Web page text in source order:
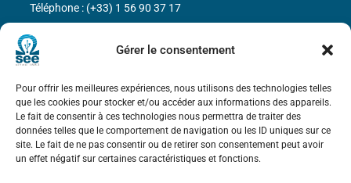
Gérer le consentement
Pour offrir les meilleures expériences, nous utilisons des technologies telles
que les cookies pour stocker et/ou accéder aux informations des appareils.
Le fait de consentir à ces technologies nous permettra de traiter des
données telles que le comportement de navigation ou les ID uniques sur ce
site. Le fait de ne pas consentir ou de retirer son consentement peut avoir
un effet négatif sur certaines caractéristiques et fonctions.
Bicentenaire des découvertes d’André-
Marie Ampère
Mentions légales
Téléphone : (+33) 1 56 90 37 17
N° de SIREN : 785 393 232, Code APE : 9412Z TVA intra-
communautaire : FR44 785 393 232